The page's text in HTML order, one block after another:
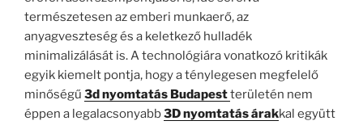
természetesen az emberi munkaerő, az
anyagveszteség és a keletkező hulladék
minimalizálását is. A technológiára vonatkozó kritikák
egyik kiemelt pontja, hogy a ténylegesen megfelelő
minőségű 3d nyomtatás Budapestterületén nem
éppen a legalacsonyabb3D nyomtatás árakkal együtt